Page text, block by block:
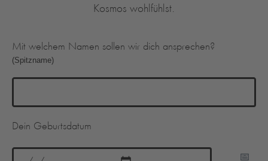
Kosmos wohlfühlst.
Mit welchem Namen sollen wir dich ansprechen?
(Spitzname)
Dein Geburtsdatum